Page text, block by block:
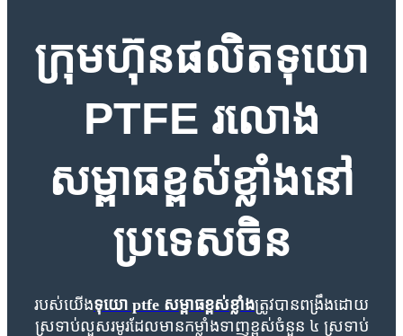
ក្រុមហ៊ុនផលិតទុយោ
PTFE រលោង
សម្ពាធខ្ពស់ខ្លាំងនៅ
ប្រទេសចិន
របស់យើងទុយោ ptfe សម្ពាធខ្ពស់ខ្លាំងត្រូវបានពង្រឹងដោយ
ស្រទាប់លួសរមូរដែលមានកម្លាំងទាញខ្ពស់ចំនួន ៤ ស្រទាប់